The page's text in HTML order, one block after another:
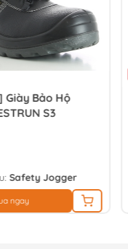
Bảo Hộ
S3
Safety Jogger
ngay